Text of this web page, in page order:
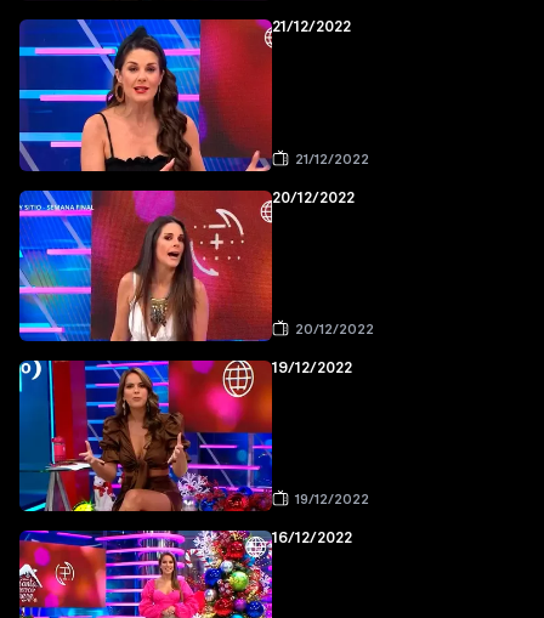
21/12/2022
21/12/2022
20/12/2022
20/12/2022
19/12/2022
19/12/2022
16/12/2022